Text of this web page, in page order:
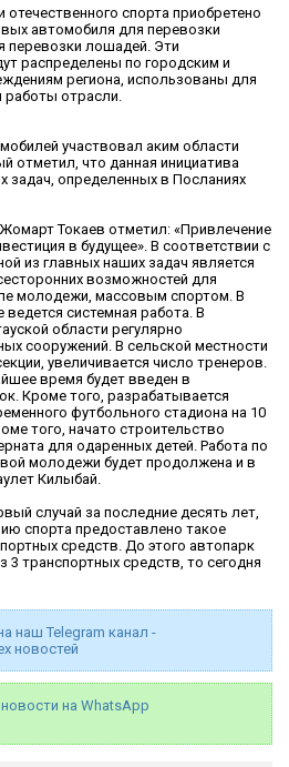
спорта приобретено
автомобиля для перевозки
перевозки лошадей. Эти
распределены по городским и
региона, использованы для
отрасли.
участвовал аким области
отметил, что данная инициатива
задач, определенных в Посланиях
Токаев отметил: «Привлечение
в будущее». В соответствии с
из главных наших задач является
возможностей для
молодежи, массовым спортом. В
системная работа. В
области регулярно
сооружений. В сельской местности
увеличивается число тренеров.
время будет введен в
Кроме того, разрабатывается
футбольного стадиона на 10
того, начато строительство
для одаренных детей. Работа по
молодежи будет продолжена и в
Килыбай.
случай за последние десять лет,
спорта предоставлено такое
средств. До этого автопарк
3 транспортных средств, то сегодня
наш Telegram канал -
новостей
на WhatsApp